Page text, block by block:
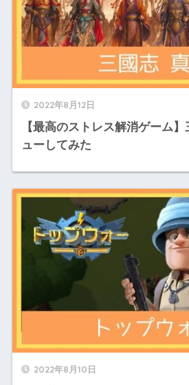
2022年8月12日
【最高のストレス解消ゲーム
ューしてみた
2022年8月10日